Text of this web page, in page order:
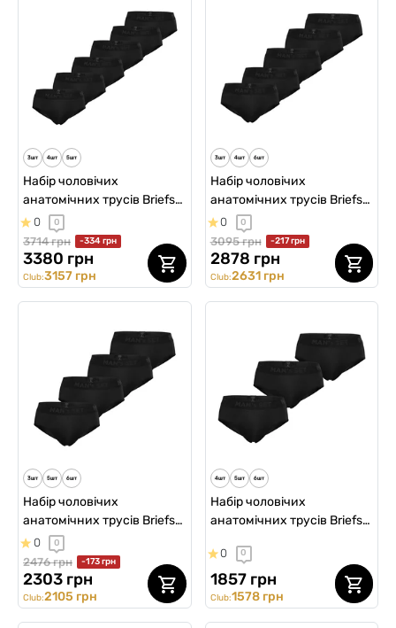
Набір чоловічих
анатомічних трусів Briefs
2.0 Micromodal (6 шт)
0 0
3714 грн -334 грн
3380 грн
Club:3157 грн
Набір чоловічих
анатомічних трусів Briefs
2.0 Micromodal (5 шт)
0 0
3095 грн -217 грн
2878 грн
Club:2631 грн
Набір чоловічих
анатомічних трусів Briefs
2.0 Micromodal (4 шт)
0 0
2476 грн -173 грн
2303 грн
Club:2105 грн
Набір чоловічих
анатомічних трусів Briefs
0 0
1857 грн
Club:1578 грн